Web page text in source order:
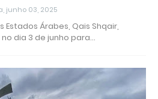
junho 03, 2025
Estados Árabes, Qais Shqair,
dia 3 de junho para…